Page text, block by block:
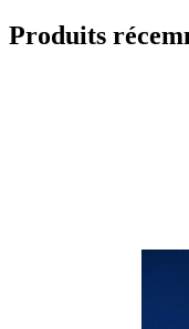
Produits